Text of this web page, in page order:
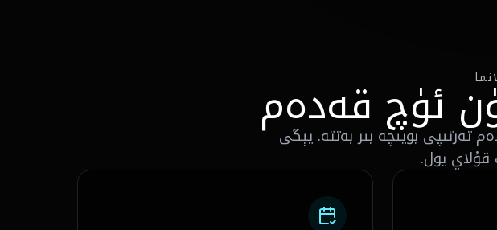
ئۈچ قەدەم
تەرتىپى بويىچە بىر بەتتە. يېڭى
قۇلاي يول.